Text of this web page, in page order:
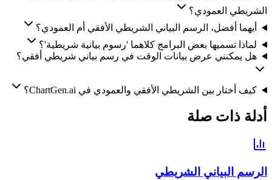
الشريطي العمودي؟
أيهما أفضل، الرسم البياني الشريطي الأفقي أم العمودي؟
لماذا تسميها بعض البرامج كلاهما 'رسوم بيانية شريطية'؟
هل يمكنني عرض بيانات الوقت في رسم بياني شريطي أفقي؟
كيف أختار بين الشريطي الأفقي والعمودي في ChartGen.ai؟
أدلة ذات صلة
الرسم البياني الشريطي